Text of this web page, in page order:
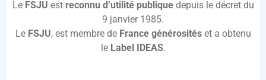
Le FSJU est reconnu d’utilité publique depuis le décret du
9 janvier 1985.
Le FSJU, est membre de France générositéset a obtenu
le Label IDEAS.